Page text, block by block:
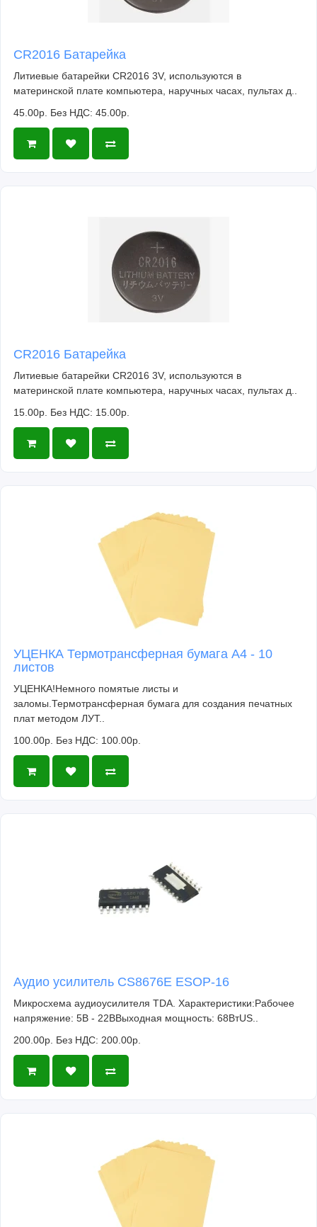
CR2016 Батарейка
Литиевые батарейки CR2016 3V, используются в
материнской плате компьютера, наручных часах, пультах д..
45.00р. Без НДС: 45.00р.
CR2016 Батарейка
Литиевые батарейки CR2016 3V, используются в
материнской плате компьютера, наручных часах, пультах д..
15.00р. Без НДС: 15.00р.
УЦЕНКА Термотрансферная бумага А4 - 10
листов
УЦЕНКА!Немного помятые листы и
заломы.Термотрансферная бумага для создания печатных
плат методом ЛУТ..
100.00р. Без НДС: 100.00р.
Аудио усилитель CS8676E ESOP-16
Микросхема аудиоусилителя TDA. Характеристики:Рабочее
напряжение: 5В - 22ВВыходная мощность: 68ВтUS..
200.00р. Без НДС: 200.00р.